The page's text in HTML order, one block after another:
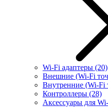
Wi-Fi адаптеры (20)
Внешние (Wi-Fi
Внутренние (Wi-Fi
Контроллеры (28)
Аксессуары для